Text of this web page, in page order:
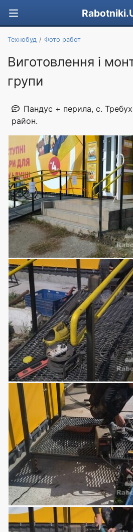
Технобуд Фото работ
Виготовлення і
групи
Пандус + перила, с.
район.